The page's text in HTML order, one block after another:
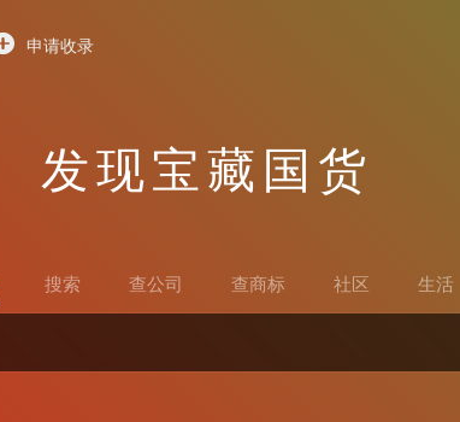
申请收录
发现宝藏国货
搜索 查公司 查商标 社区 生活